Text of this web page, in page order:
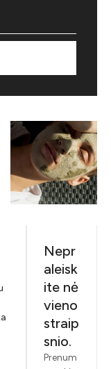
Nepr
aleisk
ite nė
vieno
straip
snio.
Prenum